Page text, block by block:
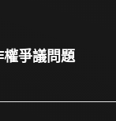
爭議問題